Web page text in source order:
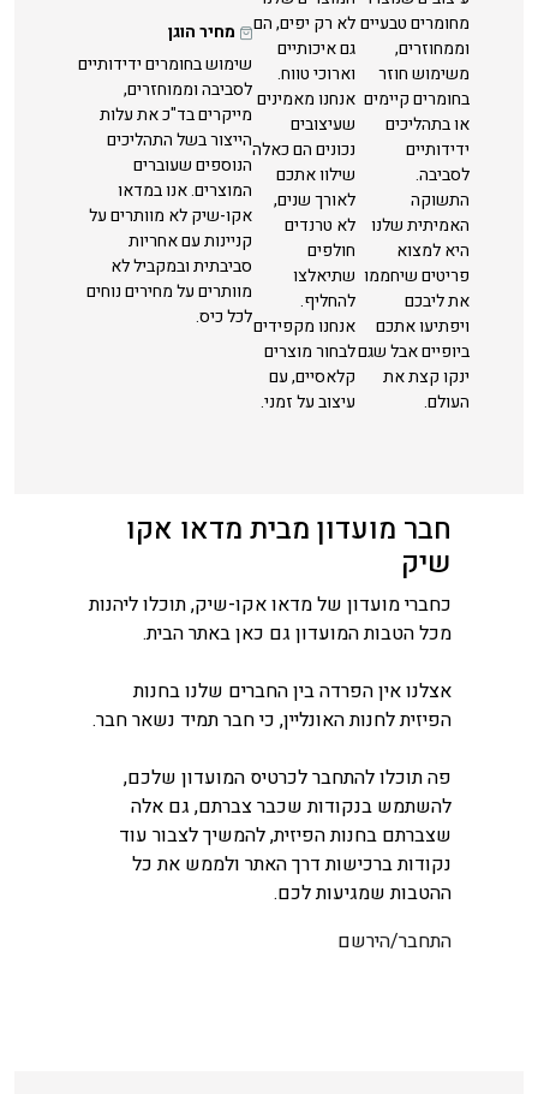
מחומרים טבעיים
וממחוזרים,
משימוש חוזר
בחומרים קיימים
או בתהליכים
ידידותיים
לסביבה.
התשוקה
האמיתית שלנו
היא למצוא
פריטים שיחממו
את ליבכם
ויפתיעו אתכם
ביופיים אבל שגם
ינקו קצת את
העולם.
לא רק יפים, הם
גם איכותיים
וארוכי טווח.
אנחנו מאמינים
שעיצובים
נכונים הם כאלה
שילוו אתכם
לאורך שנים,
לא טרנדים
חולפים
שתיאלצו
להחליף.
אנחנו מקפידים
לבחור מוצרים
קלאסיים, עם
עיצוב על זמני.
מחיר הוגן
שימוש בחומרים ידידותיים
לסביבה וממוחזרים,
מייקרים בד"כ את עלות
הייצור בשל התהליכים
הנוספים שעוברים
המוצרים. אנו במדאו
אקו-שיק לא מוותרים על
קניינות עם אחריות
סביבתית ובמקביל לא
מוותרים על מחירים נוחים
לכל כיס.
חבר מועדון מבית מדאו אקו
שיק
כחברי מועדון של מדאו אקו-שיק, תוכלו ליהנות
מכל הטבות המועדון גם כאן באתר הבית.
אצלנו אין הפרדה בין החברים שלנו בחנות
הפיזית לחנות האונליין, כי חבר תמיד נשאר חבר.
פה תוכלו להתחבר לכרטיס המועדון שלכם,
להשתמש בנקודות שכבר צברתם, גם אלה
שצברתם בחנות הפיזית, להמשיך לצבור עוד
נקודות ברכישות דרך האתר ולממש את כל
ההטבות שמגיעות לכם.
התחבר/הירשם